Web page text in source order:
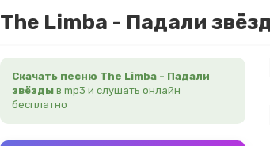
The Limba - Падали
Скачать песню The Limba - Падали
звёзды в mp3 и слушать онлайн
бесплатно